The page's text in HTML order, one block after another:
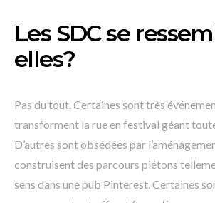
Les SDC se
elles?
Pas du tout. Certaines sont très
transforment la rue en festival géant
D’autres sont obsédées par
construisent des parcours piétons
sens dans une pub Pinterest. Certaines